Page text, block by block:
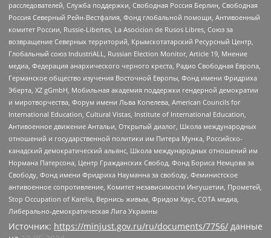
расследователей, Служба поддержки, Свободная Россия Берлин, Свободная
Россия Северный Рейн-Вестфалия, Фонд глобальной помощи, Антивоенный
комитет России, Russie-Libertes, La Asocicion de Rusos Libres, Союз за
возвращение Северных территорий, Крымскотатарский Ресурсный Центр,
Глобальный союз IndustriALL, Russian Election Monitor, Article 19, Мнение
медиа, Федерация анархического черного креста, Радио Свободная Европа,
Германское общество изучения Восточной Европы, Фонд имени Фридриха
Эберта, XZ gGmbH, Мобильная академия поддержки гендерной демократии
и миротворчества, Форум имени Льва Копелева, American Councils for
International Education, Cultural Vistas, Institute of International Education,
Антивоенное движение Антальи, Открытый диалог, Школа международных
отношений и государственной политики им Питера Мунка, Российско-
канадский демократический альянс, Школа международных отношений им
Нормана Патерсона, Центр Гражданских Свобод, Фонд Бориса Немцова за
Свободу, Фонд имени Фридриха Науманна за свободу, Феминистское
антивоенное сопротивление, Комитет независимости Ингушетии, Прометей,
Stop Occupation of Karelia, Вернись живым, Фридом Хаус, СОТА медиа,
Либерально-демократическая Лига Украины
Источник: https://minjust.gov.ru/ru/documents/7756/ данные